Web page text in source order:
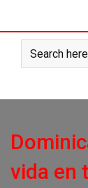
content
vida en